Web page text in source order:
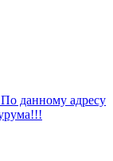
данному адресу